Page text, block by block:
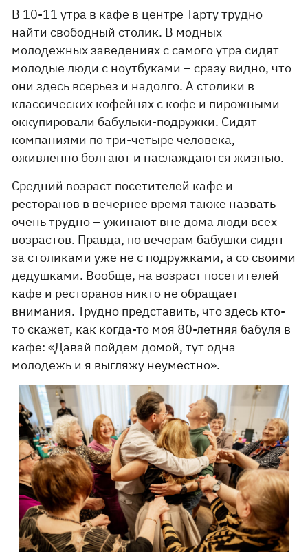
В 10-11 утра в кафе в центре Тарту трудно
найти свободный столик. В модных
молодежных заведениях с самого утра сидят
молодые люди с ноутбуками – сразу видно, что
они здесь всерьез и надолго. А столики в
классических кофейнях с кофе и пирожными
оккупировали бабульки-подружки. Сидят
компаниями по три-четыре человека,
оживленно болтают и наслаждаются жизнью.
Средний возраст посетителей кафе и
ресторанов в вечернее время также назвать
очень трудно – ужинают вне дома люди всех
возрастов. Правда, по вечерам бабушки сидят
за столиками уже не с подружками, а со своими
дедушками. Вообще, на возраст посетителей
кафе и ресторанов никто не обращает
внимания. Трудно представить, что здесь кто-
то скажет, как когда-то моя 80-летняя бабуля в
кафе: «Давай пойдем домой, тут одна
молодежь и я выгляжу неуместно».